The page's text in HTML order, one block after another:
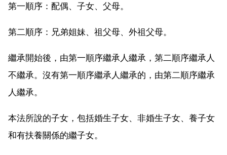
第一順序：配偶、子女、父母。
第二順序：兄弟姐妹、祖父母、外祖父母。
繼承開始後，由第一順序繼承人繼承，第二順序繼承人
不繼承。沒有第一順序繼承人繼承的，由第二順序繼承
人繼承。
本法所說的子女，包括婚生子女、非婚生子女、養子女
和有扶養關係的繼子女。